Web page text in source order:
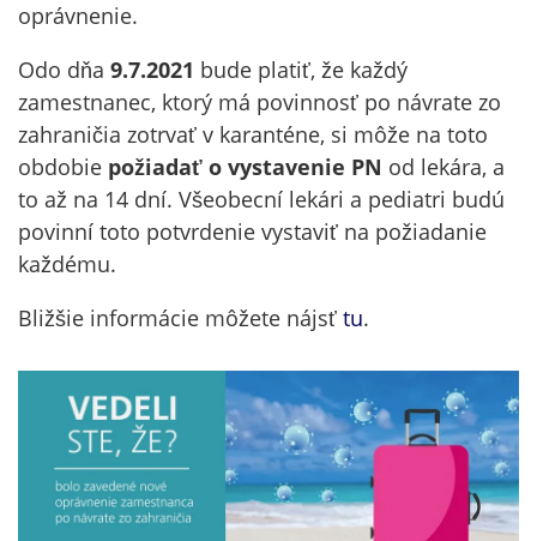
oprávnenie.
Odo dňa 9.7.2021 bude platiť, že každý
zamestnanec, ktorý má povinnosť po návrate zo
zahraničia zotrvať v karanténe, si môže na toto
obdobie požiadať o vystavenie PN od lekára, a
to až na 14 dní. Všeobecní lekári a pediatri budú
povinní toto potvrdenie vystaviť na požiadanie
každému.
Bližšie informácie môžete nájsť tu.